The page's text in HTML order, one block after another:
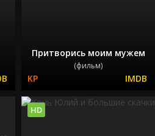
Притворись моим мужем
(фильм)
HD